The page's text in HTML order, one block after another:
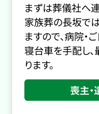
まずは葬儀社へ
家族葬の長坂で
ますので、病院・
寝台車を手配し
ります。
喪主